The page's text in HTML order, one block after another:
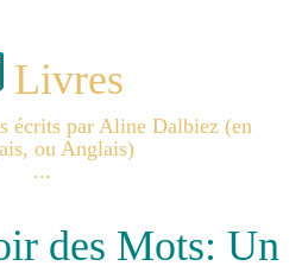
Livres
écrits par Aline Dalbiez (en
ou Anglais)
...
des Mots: Un